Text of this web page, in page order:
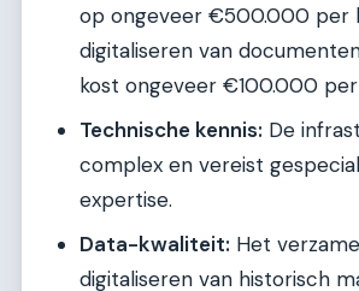
op ongeveer €500.000 per
digitaliseren van
kost ongeveer €100.000
Technische kennis: De
complex en vereist
expertise.
Data-kwaliteit: Het
digitaliseren van historisch